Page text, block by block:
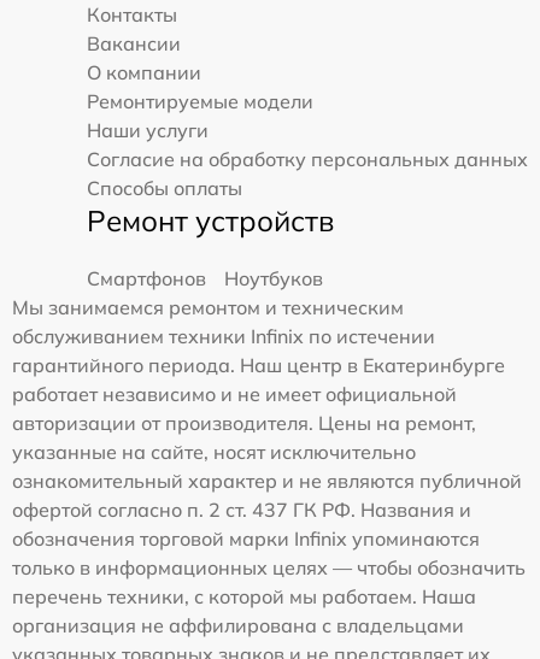
Контакты
Вакансии
О компании
Ремонтируемые модели
Наши услуги
Согласие на обработку персональных данных
Способы оплаты
Ремонт устройств
Смартфонов
Ноутбуков
Мы занимаемся ремонтом и техническим
обслуживанием техники Infinix по истечении
гарантийного периода. Наш центр в Екатеринбурге
работает независимо и не имеет официальной
авторизации от производителя. Цены на ремонт,
указанные на сайте, носят исключительно
ознакомительный характер и не являются публичной
офертой согласно п. 2 ст. 437 ГК РФ. Названия и
обозначения торговой марки Infinix упоминаются
только в информационных целях — чтобы обозначить
перечень техники, с которой мы работаем. Наша
организация не аффилирована с владельцами
указанных товарных знаков и не представляет их